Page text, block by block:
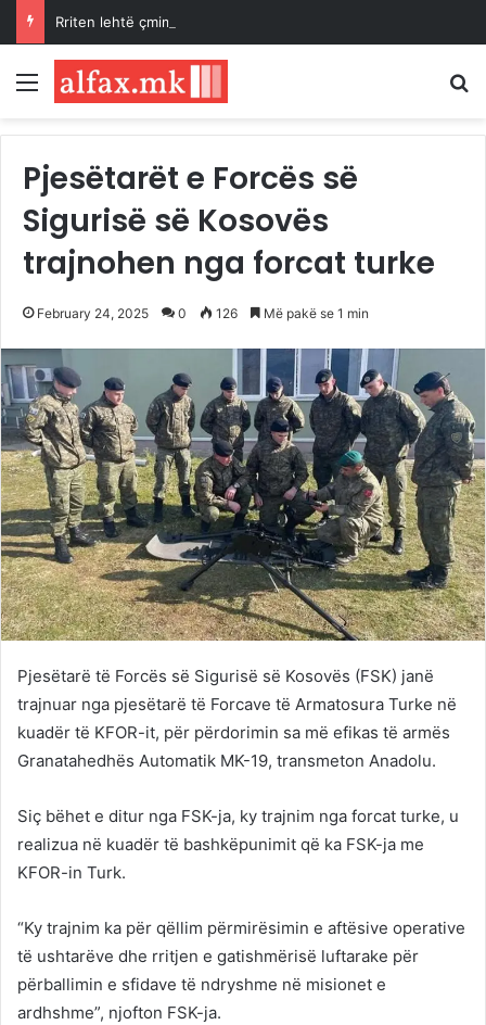
Menu
Pjesëtarët e Forcës së
Sigurisë së Kosovës
trajnohen nga forcat turke
February 24, 2025 0 126 Më pakë se 1 min
Pjesëtarë të Forcës së Sigurisë së Kosovës (FSK) janë
trajnuar nga pjesëtarë të Forcave të Armatosura Turke në
kuadër të KFOR-it, për përdorimin sa më efikas të armës
Granatahedhës Automatik MK-19, transmeton Anadolu.
Siç bëhet e ditur nga FSK-ja, ky trajnim nga forcat turke, u
realizua në kuadër të bashkëpunimit që ka FSK-ja me
KFOR-in Turk.
“Ky trajnim ka për qëllim përmirësimin e aftësive operative
të ushtarëve dhe rritjen e gatishmërisë luftarake për
përballimin e sfidave të ndryshme në misionet e
ardhshme”, njofton FSK-ja.